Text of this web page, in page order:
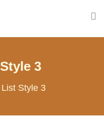
3
Style 3